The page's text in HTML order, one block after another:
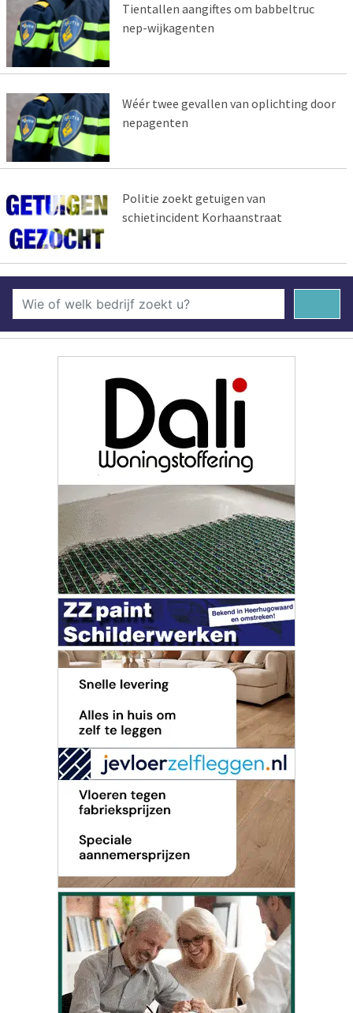
Tientallen aangiftes om babbeltruc
nep-wijkagenten
Wéér twee gevallen van oplichting door
nepagenten
Politie zoekt getuigen van
schietincident Korhaanstraat